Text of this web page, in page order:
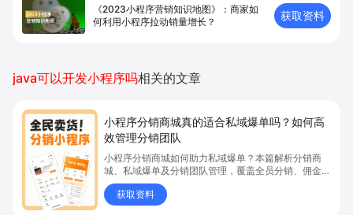
《2023小程序营销知识地图》：商家如
何利用小程序拉动销量增长？
获取资料
java可以开发小程序吗相关的文章
小程序分销商城真的适合私域爆单吗？如何高
效管理分销团队
小程序分销商城如何助力私域爆单？本篇解析分销商
城、私域爆单及分销团队管理，覆盖全员分销、佣金结
算、企微绑定等场景，帮助品牌和商家高效管理分销团
队，实现分销业绩持续增长。立即了解分销商城核心功
能，点击获取私域运营新思路。
获取资料